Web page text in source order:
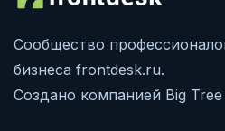
Сообщество
бизнеса frontdesk.ru.
Создано компанией Big